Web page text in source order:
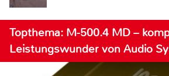
Topthema: M-500.4 MD –
Leistungswunder von Audio